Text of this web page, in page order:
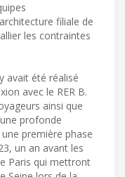
filiale de
les contraintes
avait été réalisé
avec le RER B.
ainsi que
profonde
première phase
un an avant les
Paris qui mettront